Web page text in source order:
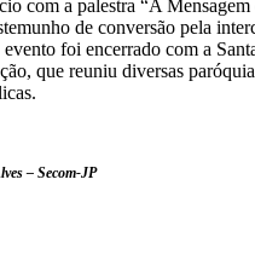
com a palestra “A Mensagem
de conversão pela
foi encerrado com a
que reuniu diversas
– Secom-JP